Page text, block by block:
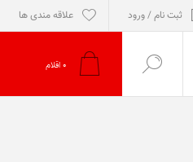
ثبت نام / ورود علاقه مندی ها
0 اقلام